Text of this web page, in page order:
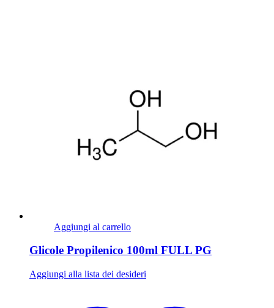
Aggiungi al carrello
Glicole Propilenico 100ml FULL PG
Aggiungi alla lista dei desideri